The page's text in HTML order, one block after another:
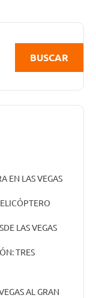
BUSCAR
EN LAS VEGAS
LAS VEGAS
TRES
AL GRAN